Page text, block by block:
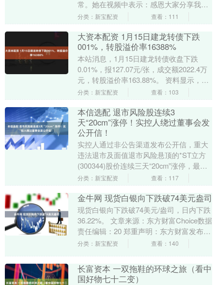
常。她在视频中表示：感恩大家分享我的
孕期生活。现在，每天除了早晨起床和刷
分类：新宝配资 查看：111
大资本配资 1月15日建龙转债下跌
001%，转股溢价率16388%
本站消息，1月15日建龙转债收盘下跌
0.01%，报127.07元/张，成交额2022.4万
元，转股溢价率163.88%。 资料显示，建
龙转债信用级别为“AA-”....
分类：新宝配资 查看：103
本信选配 退市风险股连续3
天“20cm”涨停！实控人绕过董事会发
公开信！
实控人通过非公告渠道发布公开信，重大
违法退市及面值退市风险悬顶的*ST立方
(300344)股价连续三天“20cm”涨停，最新
报1.15元/股，三天累计涨幅超过7....
分类：新宝配资 查看：117
金牛网 现货白银向下跌破74美元盎司
现货白银向下跌破74美元/盎司，日内下跌
36.22%。 文章来源：东方财富Choice数据
责任编辑：20 郑重声明：东方财富发布此
内容旨在传播更多信息，与本站....
分类：新宝配资 查看：140
长富资本 一双拖鞋的环球之旅（看中
国好物七十二变）